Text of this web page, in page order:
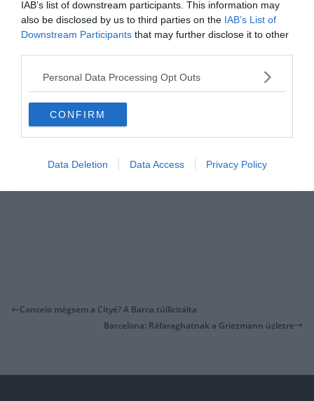
IAB’s list of downstream participants. This information may
also be disclosed by us to third parties on the IAB’s List of
Downstream Participants that may further disclose it to other
Personal Data Processing Opt Outs
CONFIRM
Data Deletion Data Access Privacy Policy
A Rossonerinek igazán mozgalmasak ezek a napok. Hamarosan
megvehetik Bennacert az Empolitól 15 millió euróért. Csapattársa,
Cancelo mégsem a Cityé? A Barca túllicitálta
Barcelona: Ráfaraghatnak a Griezmann üzletre